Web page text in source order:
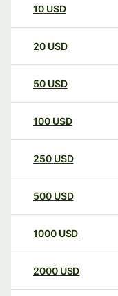
10 USD
20 USD
50 USD
100 USD
250 USD
500 USD
1000 USD
2000 USD